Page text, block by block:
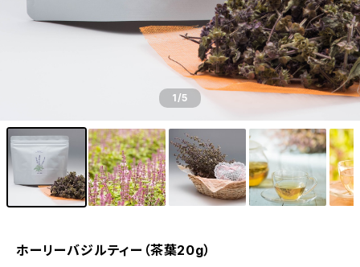
1/5
ホーリーバジルティー（茶葉20g）